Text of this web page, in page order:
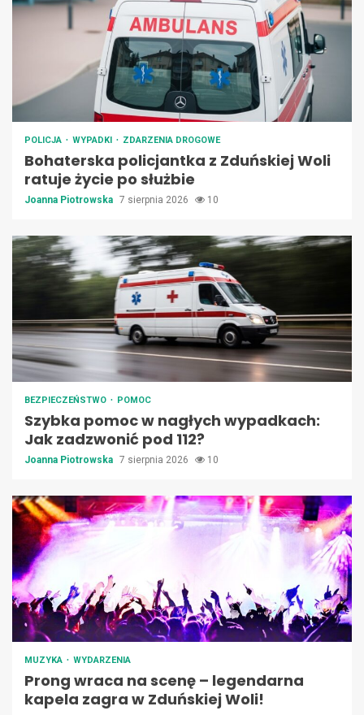
POLICJA WYPADKI ZDARZENIA DROGOWE
Bohaterska policjantka z Zduńskiej Woli
ratuje życie po służbie
Joanna Piotrowska 7 sierpnia 2026 10
BEZPIECZEŃSTWO POMOC
Szybka pomoc w nagłych wypadkach:
Jak zadzwonić pod 112?
Joanna Piotrowska 7 sierpnia 2026 10
MUZYKA WYDARZENIA
Prong wraca na scenę – legendarna
kapela zagra w Zduńskiej Woli!